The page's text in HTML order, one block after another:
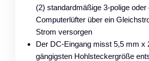
(2) standardmäßige 3-polige oder
Computerlüfter über ein
Strom versorgen
Der DC-Eingang misst 5,5 mm x
gängigsten Hohlsteckergröße